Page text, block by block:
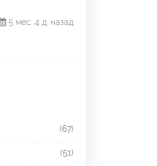
5 мес. 4 д. назад
(67)
(51)